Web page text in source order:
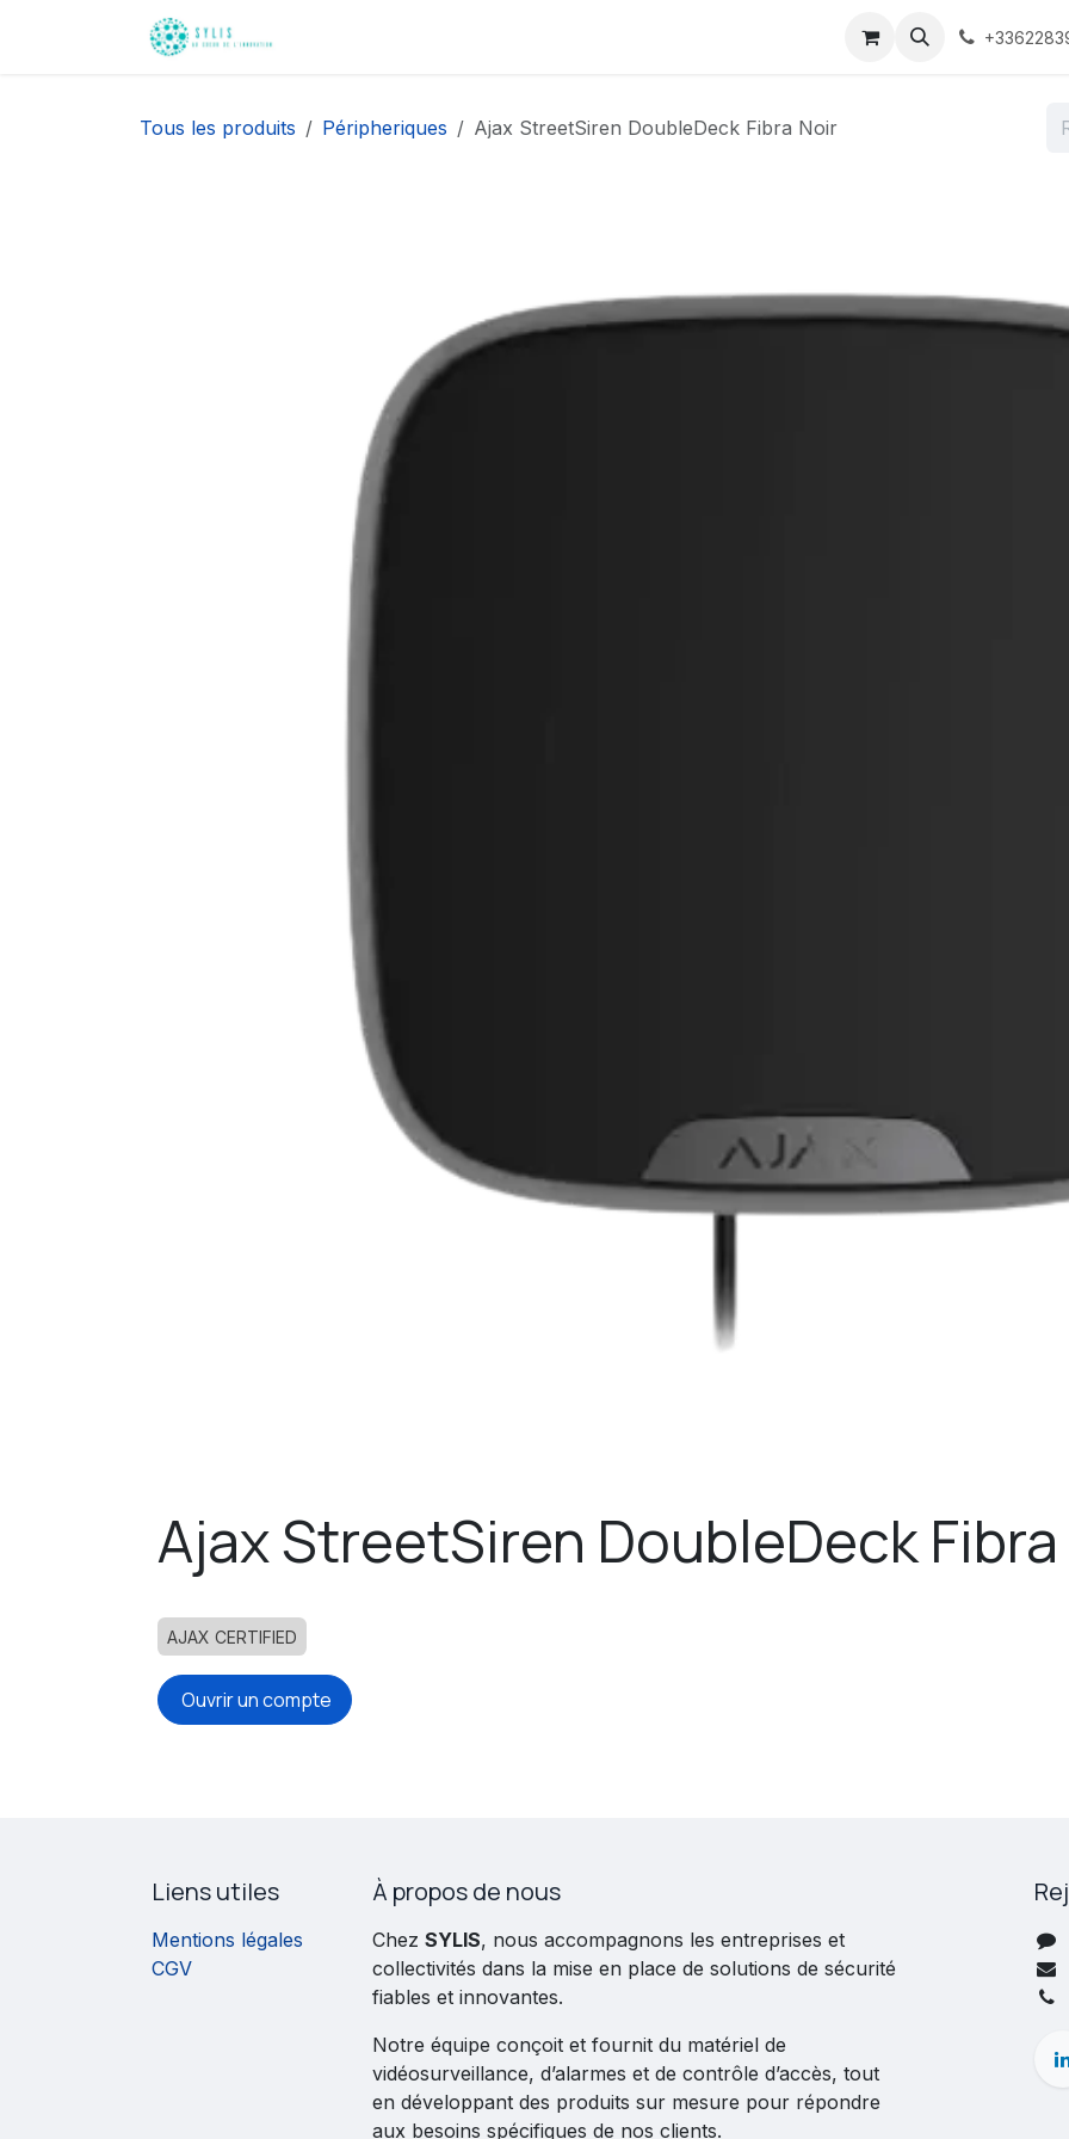
Se rendre au contenu
Contactez-nous
Tous les produits Péripheriques Ajax StreetSiren DoubleDeck Fibra Noir
Ajax StreetSiren DoubleDeck
AJAX CERTIFIED
Ouvrir un compte
À propos de nous
Chez SYLIS, nous accompagnons les entreprises et
collectivités dans la mise en place de solutions de sécurité
fiables et innovantes.
Notre équipe conçoit et fournit du matériel de
vidéosurveillance, d’alarmes et de contrôle d’accès, tout
en développant des produits sur mesure pour répondre
aux besoins spécifiques de nos clients.
Liens utiles
Mentions légales
CGV